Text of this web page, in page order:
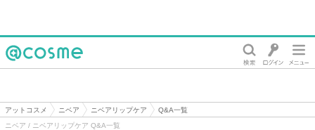
アットコスメ ニベア ニベアリップケア
Q&A一覧
ニベア / ニベアリップケア Q&A一覧